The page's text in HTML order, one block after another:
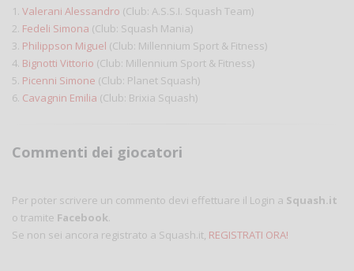
1. Valerani Alessandro (Club: A.S.S.I. Squash Team)
2. Fedeli Simona (Club: Squash Mania)
3. Philippson Miguel (Club: Millennium Sport & Fitness)
4. Bignotti Vittorio (Club: Millennium Sport & Fitness)
5. Picenni Simone (Club: Planet Squash)
6. Cavagnin Emilia (Club: Brixia Squash)
Commenti dei giocatori
Per poter scrivere un commento devi effettuare il Login a Squash.it
o tramite Facebook.
Se non sei ancora registrato a Squash.it, REGISTRATI ORA!